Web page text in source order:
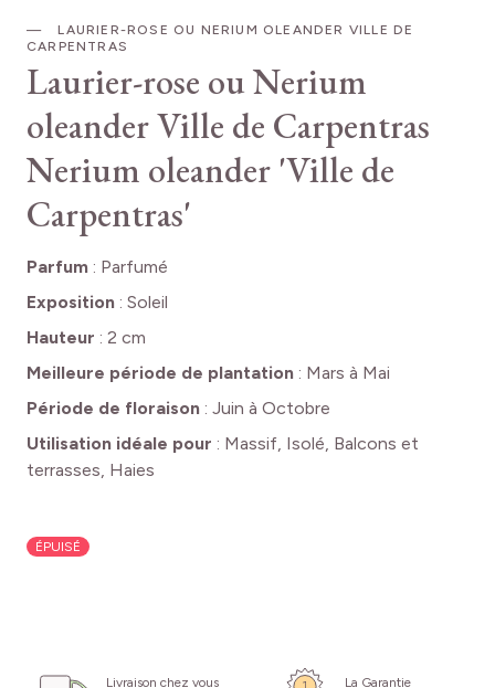
LAURIER-ROSE OU NERIUM OLEANDER VILLE DE
CARPENTRAS
Laurier-rose ou Nerium
oleander Ville de Carpentras
Nerium oleander 'Ville de
Carpentras'
Parfum : Parfumé
Exposition : Soleil
Hauteur : 2 cm
Meilleure période de plantation : Mars à Mai
Période de floraison : Juin à Octobre
Utilisation idéale pour : Massif, Isolé, Balcons et
terrasses, Haies
ÉPUISÉ
Livraison chez vous
La Garantie